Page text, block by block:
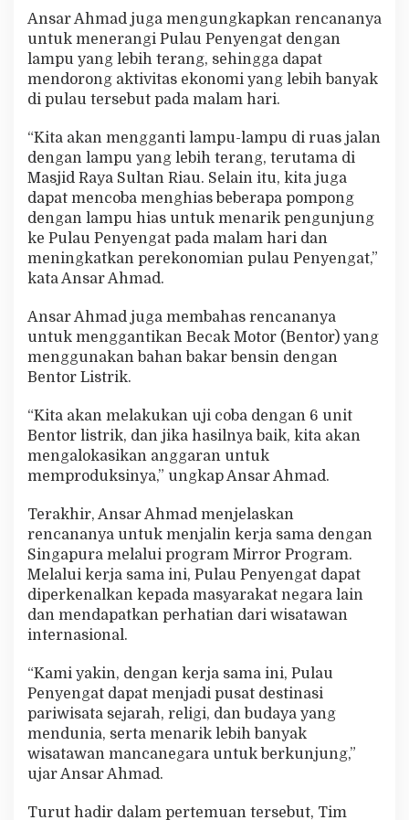
Ansar Ahmad juga mengungkapkan rencananya
untuk menerangi Pulau Penyengat dengan
lampu yang lebih terang, sehingga dapat
mendorong aktivitas ekonomi yang lebih banyak
di pulau tersebut pada malam hari.
“Kita akan mengganti lampu-lampu di ruas jalan
dengan lampu yang lebih terang, terutama di
Masjid Raya Sultan Riau. Selain itu, kita juga
dapat mencoba menghias beberapa pompong
dengan lampu hias untuk menarik pengunjung
ke Pulau Penyengat pada malam hari dan
meningkatkan perekonomian pulau Penyengat,”
kata Ansar Ahmad.
Ansar Ahmad juga membahas rencananya
untuk menggantikan Becak Motor (Bentor) yang
menggunakan bahan bakar bensin dengan
Bentor Listrik.
“Kita akan melakukan uji coba dengan 6 unit
Bentor listrik, dan jika hasilnya baik, kita akan
mengalokasikan anggaran untuk
memproduksinya,” ungkap Ansar Ahmad.
Terakhir, Ansar Ahmad menjelaskan
rencananya untuk menjalin kerja sama dengan
Singapura melalui program Mirror Program.
Melalui kerja sama ini, Pulau Penyengat dapat
diperkenalkan kepada masyarakat negara lain
dan mendapatkan perhatian dari wisatawan
internasional.
“Kami yakin, dengan kerja sama ini, Pulau
Penyengat dapat menjadi pusat destinasi
pariwisata sejarah, religi, dan budaya yang
mendunia, serta menarik lebih banyak
wisatawan mancanegara untuk berkunjung,”
ujar Ansar Ahmad.
Turut hadir dalam pertemuan tersebut, Tim